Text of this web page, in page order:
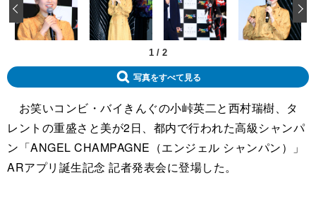
1 / 2
‹
写真をすべて見る
お笑いコンビ・バイきんぐの小峠英二と西村瑞樹、タ
レントの重盛さと美が2日、都内で行われた高級シャンパ
ン「ANGEL CHAMPAGNE（エンジェル シャンパン）」
ARアプリ誕生記念 記者発表会に登場した。